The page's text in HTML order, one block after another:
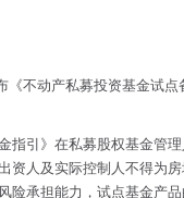
不动产私募投资基金试点
引》在私募股权基金管
人及实际控制人不得为
承担能力，试点基金产